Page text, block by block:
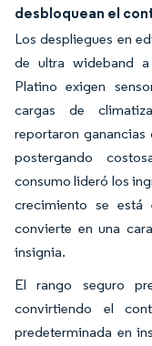
desbloquean el
Los despliegues en
de ultra wideband
Platino exigen
cargas de
reportaron ganancias
postergando
consumo lideró los
crecimiento se está
convierte en una
insignia.
El rango seguro
convirtiendo el
predeterminada en